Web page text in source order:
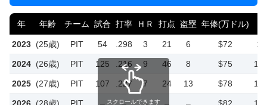
年 年齢 チーム 試合 打率 ＨＲ 打点 盗塁 年俸(万ドル)
2023 (25歳) PIT 54 .298 3 21 6 $72 1
2024 (26歳) PIT 125 .216 9 46 8 $75 1
2025 (27歳) PIT 107 .227 7 24 13 $78 1
2026 (28歳) PIT – – – – – $82 1
スクロールできます